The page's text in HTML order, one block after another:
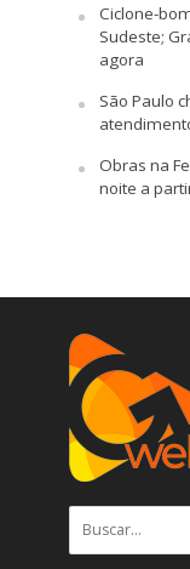
Ciclone-
Sudeste;
agora
São Paulo
Obras na
noite a